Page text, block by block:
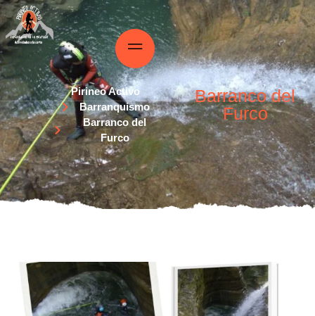
Barranco del
Furco
Pirineo Activo
Barranquismo
Barranco del
Furco